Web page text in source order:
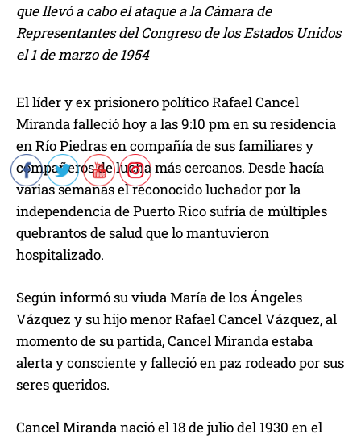
que llevó a cabo el ataque a la Cámara de
Representantes del Congreso de los Estados Unidos
el 1 de marzo de 1954
El líder y ex prisionero político Rafael Cancel
Miranda falleció hoy a las 9:10 pm en su residencia
en Río Piedras en compañía de sus familiares y
compañeros de lucha más cercanos. Desde hacía
varias semanas el reconocido luchador por la
independencia de Puerto Rico sufría de múltiples
quebrantos de salud que lo mantuvieron
hospitalizado.
Según informó su viuda María de los Ángeles
Vázquez y su hijo menor Rafael Cancel Vázquez, al
momento de su partida, Cancel Miranda estaba
alerta y consciente y falleció en paz rodeado por sus
seres queridos.
Cancel Miranda nació el 18 de julio del 1930 en el